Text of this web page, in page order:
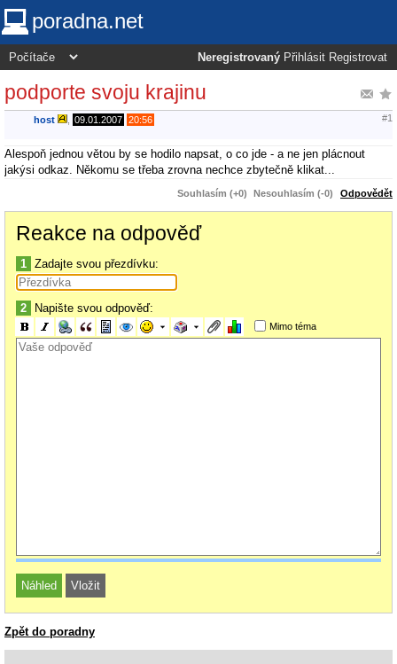
poradna.net
Neregistrovaný Přihlásit Registrovat
podporte svoju krajinu
host 09.01.2007 20:56 #1
Alespoň jednou větou by se hodilo napsat, o co jde - a ne jen plácnout
jakýsi odkaz. Někomu se třeba zrovna nechce zbytečně klikat...
Souhlasím (+0) Nesouhlasím (-0) Odpovědět
Reakce na odpověď
1 Zadajte svou přezdívku:
2 Napište svou odpověď:
Mimo téma
Zpět do poradny